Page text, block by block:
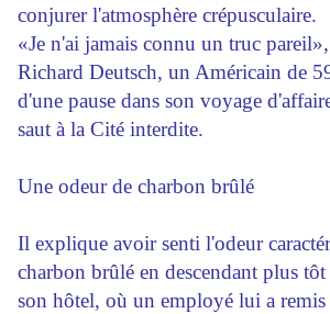
conjurer l'atmosphère crépusculaire.
«Je n'ai jamais connu un truc
Richard Deutsch, un Américain de
d'une pause dans son voyage
saut à la Cité interdite.
Une odeur de charbon brûlé
Il explique avoir senti l'odeur
charbon brûlé en descendant plus
son hôtel, où un employé lui a remis